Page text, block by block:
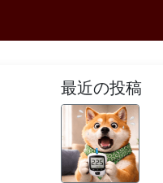
最近の投稿